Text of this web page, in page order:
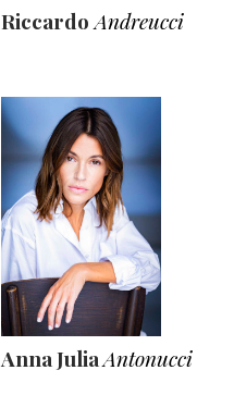
RiccardoAndreucci
Anna JuliaAntonucci